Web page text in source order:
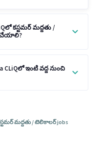
కస్టమర్ మద్దతు /
చేయాలి?
ఇంటి వద్ద నుంచి
మద్దతు / టెలికాలర్ jobs